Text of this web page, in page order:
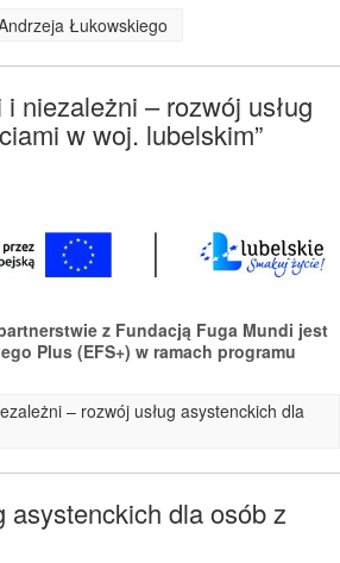
Łukowskiego
niezależni – rozwój usług
w woj. lubelskim”
z Fundacją Fuga Mundi jest
Plus (EFS+) w ramach programu
– rozwój usług asystenckich dla
asystenckich dla osób z